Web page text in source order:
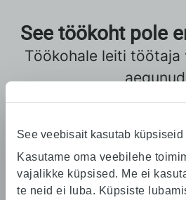
See veebisait kasutab küpsiseid
Kasutame oma veebilehe
vajalikke küpsised. Me ei
te neid ei luba. Küpsiste
See töökoht pole
Töökohale leiti töötaja
Karjäärisait